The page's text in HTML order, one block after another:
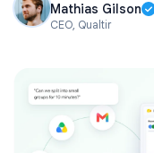
Mathias Gilson
CEO, Qualtir